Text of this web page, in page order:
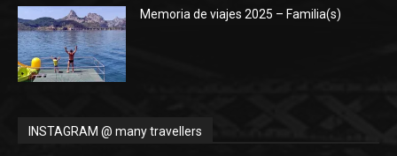
Memoria de viajes 2025 – Familia(s)
INSTAGRAM @ many travellers